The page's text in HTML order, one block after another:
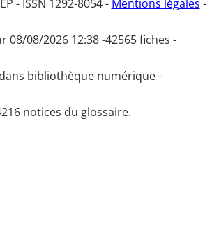
- ISSN 1292-8054 - Mentions légales -
08/08/2026 12:38 -42565 fiches -
bibliothèque numérique -
notices du glossaire.